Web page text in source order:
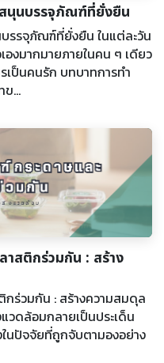
นุนบรรจุภัณฑ์ที่ยั่งยืน
รรจุภัณฑ์ที่ยั่งยืน ในแต่ละวัน
งมากมายภายในคน ๆ เดียว
เป็นคนรัก บทบาทการทำ
...
าสติกร่วมกัน : สร้าง
ร่วมกัน : สร้างความสมดุล
วดล้อมกลายเป็นประเด็น
นปัจจัยที่ถูกจับตามองอย่าง